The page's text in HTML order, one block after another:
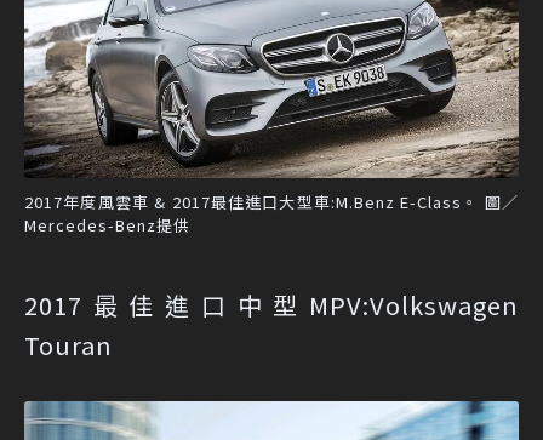
2017年度風雲車 & 2017最佳進口大型車:M.Benz E-Class。 圖／
Mercedes-Benz提供
2017最佳進口中型MPV:Volkswagen
Touran